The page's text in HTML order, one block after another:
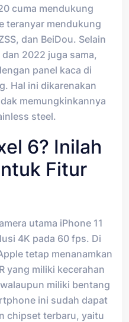
cuma mendukung
teranyar mendukung
dan BeiDou. Selain
2022 juga sama,
panel kaca di
Hal ini dikarenakan
memungkinkannya
steel.
6? Inilah
Fitur
utama iPhone 11
4K pada 60 fps. Di
tetap menanamkan
yang miliki kecerahan
miliki bentang
ini sudah dapat
chipset terbaru, yaitu